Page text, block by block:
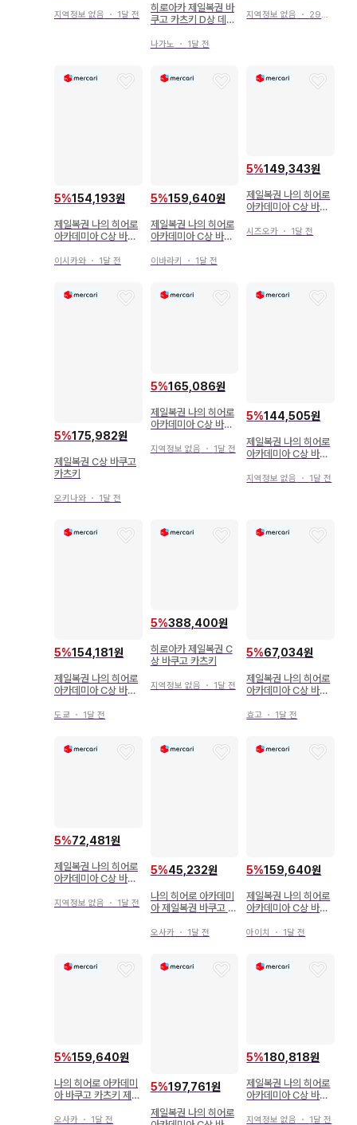
지역정보 없음 ・ 1달 전
히로아카 제일복권 바
쿠고 카츠키 D상 데쿠
나가노 ・ 1달 전
키 쇼토
지역정보 없음 ・ 29일 전
5%154,193원
제일복권 나의 히어로
아카데미아 C상 바쿠
이시카와 ・ 1달 전
5%159,640원
제일복권 나의 히어로
아카데미아 C상 바쿠
이바라키 ・ 1달 전
5%149,343원
제일복권 나의 히어로
아카데미아 C상 바쿠
시즈오카 ・ 1달 전
5%175,982원
제일복권 C상 바쿠고
카츠키
오키나와 ・ 1달 전
5%165,086원
제일복권 나의 히어로
아카데미아 C상 바쿠
지역정보 없음 ・ 1달 전
5%144,505원
제일복권 나의 히어로
아카데미아 C상 바쿠
지역정보 없음 ・ 1달 전
5%154,181원
제일복권 나의 히어로
아카데미아 C상 바쿠
도쿄 ・ 1달 전
5%388,400원
히로아카 제일복권 C
상 바쿠고 카츠키
지역정보 없음 ・ 1달 전
5%67,034원
제일복권 나의 히어로
아카데미아 C상 바쿠
ISE
효고 ・ 1달 전
5%72,481원
제일복권 나의 히어로
아카데미아 C상 바쿠
ISE
지역정보 없음 ・ 1달 전
5%45,232원
나의 히어로 아카데미
아 제일복권 바쿠고 카
오사카・ 1달 전
5%159,640원
제일복권 나의 히어로
아카데미아 C상 바쿠
아이치 ・ 1달 전
5%159,640원
나의 히어로 아카데미
아 바쿠고 카츠키 제일
오사카 ・ 1달 전
5%197,761원
제일복권 나의 히어로
5%180,818원
제일복권 나의 히어로
아카데미아 C상 바쿠
지역정보 없음 ・ 1달 전